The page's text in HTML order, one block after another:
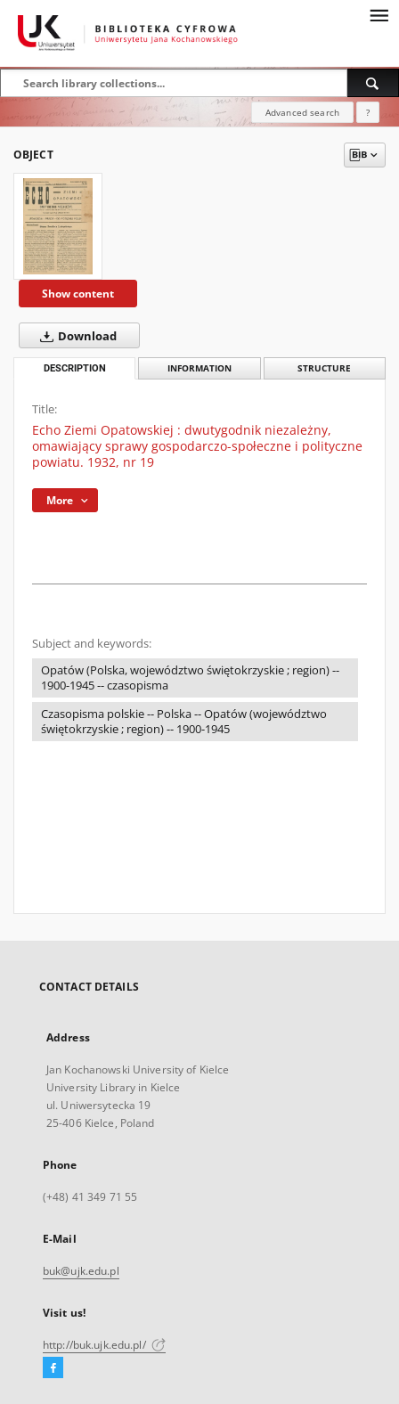
Advanced search ?
OBJECT
Show content
Download
DESCRIPTION INFORMATION STRUCTURE
Title:
Echo Ziemi Opatowskiej : dwutygodnik niezależny,
omawiający sprawy gospodarczo-społeczne i polityczne
powiatu. 1932, nr 19
More
Subject and keywords:
Opatów (Polska, województwo świętokrzyskie ; region) --
1900-1945 -- czasopisma
Czasopisma polskie -- Polska -- Opatów (województwo
świętokrzyskie ; region) -- 1900-1945
CONTACT DETAILS
Address
Jan Kochanowski University of Kielce
University Library in Kielce
ul. Uniwersytecka 19
25-406 Kielce, Poland
Phone
(+48) 41 349 71 55
E-Mail
buk@ujk.edu.pl
Visit us!
http://buk.ujk.edu.pl/
Facebook